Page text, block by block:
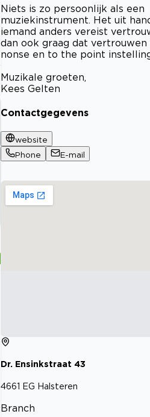
Niets is zo persoonlijk als een
muziekinstrument. Het uit
iemand anders vereist
dan ook graag dat
nonse en to the point
Muzikale groeten,
Kees Gelten
Contactgegevens
website
Phone
E-mail
Dr. Ensinkstraat 43
4661 EG Halsteren
Branch